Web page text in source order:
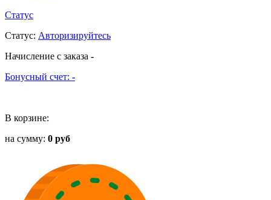
Статус
Статус: Авторизируйтесь
Начисление с заказа -
Бонусный счет: -
В корзине:
на сумму: 0 руб